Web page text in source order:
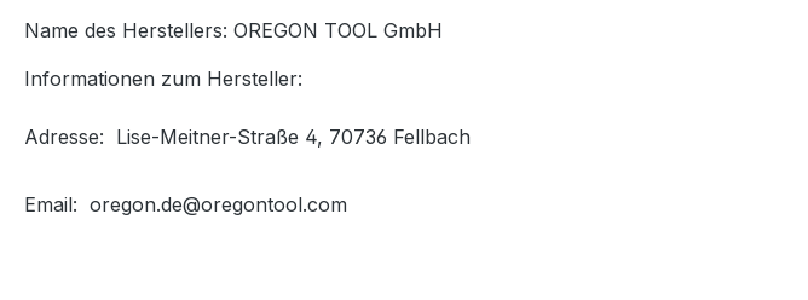
Name des Herstellers: OREGON TOOL GmbH
Informationen zum Hersteller:
Adresse: Lise-Meitner-Straße 4, 70736 Fellbach
Email: oregon.de@oregontool.com